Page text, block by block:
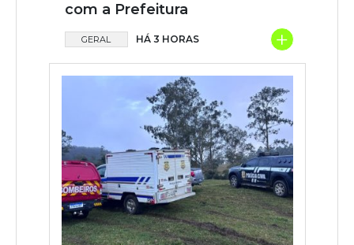
com a Prefeitura
GERAL HÁ 3 HORAS +